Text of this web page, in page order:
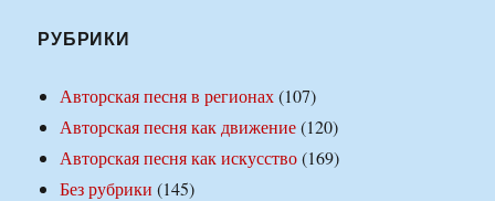
РУБРИКИ
Авторская песня в регионах(107)
Авторская песня как движение(120)
Авторская песня как искусство(169)
Без рубрики (145)